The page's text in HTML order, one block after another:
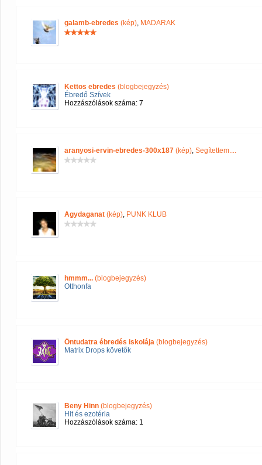
galamb-ebredes (kép), MADARAK
Kettos ebredes (blogbejegyzés)
Ébredő Szívek
Hozzászólások száma: 7
aranyosi-ervin-ebredes-300x187 (kép), Segítettem....
Agydaganat (kép), PUNK KLUB
hmmm... (blogbejegyzés)
Otthonfa
Öntudatra ébredés iskolája (blogbejegyzés)
Matrix Drops követők
Beny Hinn (blogbejegyzés)
Hit és ezotéria
Hozzászólások száma: 1